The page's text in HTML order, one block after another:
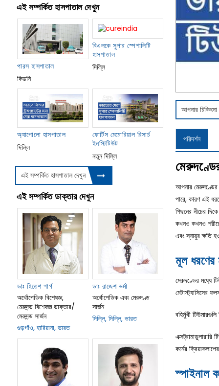
আপনার
পরিদর্শন
আপনার মেরুদণ্ডের
পারে, কারণ এই
পিছনের নীচের
কখনও কখনও
এবং স্নায়ুর ক্ষতি
মূল ধরণের
মেরুদণ্ডের মধ্যে
মেটাস্ট্যাসিসের
বহির্মুখী
কর্নের
স্পাইনাল
এই সম্পর্কিত হাসপাতাল দেখুন
পারস হাসপাতাল
কিডনি
বিএলকে সুপার স্পেশালিটি
হাসপাতাল
দিল্লি
অ্যাপোলো হাসপাতাল
দিল্লি
ফোর্টিস মেমোরিয়াল রিসার্চ
ইনস্টিটিউট
নতুন দিল্লি
এই সম্পর্কিত হাসপাতাল দেখুন
এই সম্পর্কিত ডাক্তার দেখুন
ডাঃ হিতেশ গার্গ
অর্থোপেডিক বিশেষজ্ঞ,
মেরুদন্ড বিশেষজ্ঞ ডাক্তার/
মেরুদন্ড সার্জন
গুড়গাঁও, হারিয়ানা, ভারত
ডাঃ রাজেশ ভর্মা
অর্থোপেডিক এবং মেরুদণ্ড
সার্জন
দিল্লি, দিল্লি, ভারত